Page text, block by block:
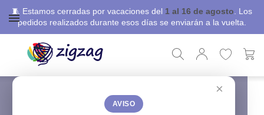
🧵 Estamos cerradas por vacaciones del 1 al 16 de agosto . Los
pedidos realizados durante esos días se enviarán a la vuelta.
×
AVISO
Concept